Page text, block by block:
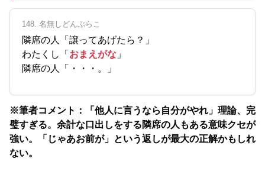
148. 名無しどんぶらこ
隣席の人「譲ってあげたら？」
わたくし「 おまえがな 」
隣席の人「・・・。」
※筆者コメント：「他人に言うなら自分がやれ」理論、完
璧すぎる。余計な口出しをする隣席の人もある意味クセが
強い。「じゃあお前が」という返しが最大の正解かもしれ
ない。